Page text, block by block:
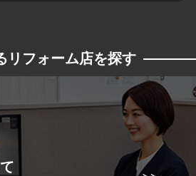
リフォーム店を探す